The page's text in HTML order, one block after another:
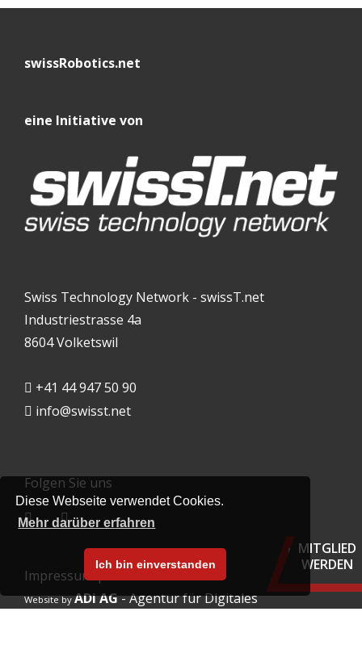
Diese Webseite verwendet Cookies.
Mehr darüber erfahren
Ich bin einverstanden
MITGLIED
WERDEN
swissRobotics.net
eine Initiative von
Swiss Technology Network - swissT.net
Industriestrasse 4a
8604 Volketswil
+41 44 947 50 90
info@swisst.net
Folgen Sie uns
Impressum
Website byADi AG- Agentur für Digitales